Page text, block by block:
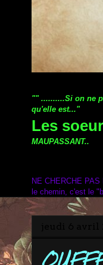
"" ..........Si on ne
qu'elle est..."
Les
MAUPASSANT..
NE CHERCHE
le chemin, c'est le